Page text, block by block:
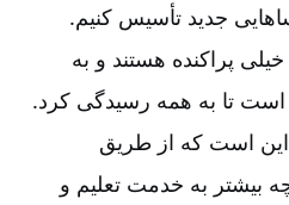
جدید تأسیس کنیم.
خیلی پراکنده هستند و به
است تا به همه رسیدگی کرد.
این است که از طریق
بیشتر به خدمت تعلیم و